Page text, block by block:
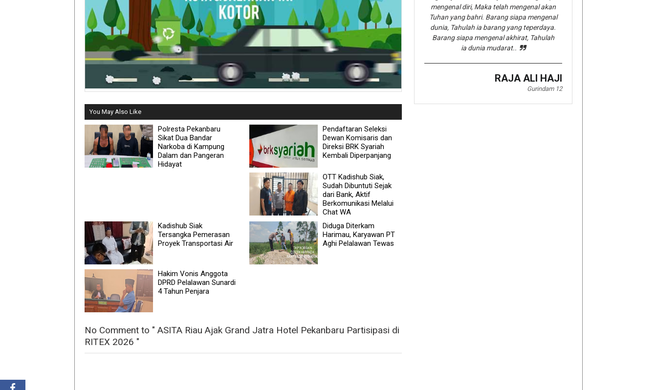
You May Also Like
Polresta Pekanbaru
Sikat Dua Bandar
Narkoba di Kampung
Dalam dan Pangeran
Hidayat
Pendaftaran Seleksi
Dewan Komisaris dan
Direksi BRK Syariah
Kembali Diperpanjang
OTT Kadishub Siak,
Sudah Dibuntuti Sejak
dari Bank, Aktif
Berkomunikasi Melalui
Chat WA
Kadishub Siak
Tersangka Pemerasan
Proyek Transportasi Air
Diduga Diterkam
Harimau, Karyawan PT
Aghi Pelalawan Tewas
Hakim Vonis Anggota
DPRD Pelalawan Sunardi
4 Tahun Penjara
No Comment to " ASITA Riau Ajak Grand Jatra Hotel Pekanbaru Partisipasi di
RITEX 2026 "
mengenal diri, Maka telah mengenal akan
Tuhan yang bahri. Barang siapa mengenal
dunia, Tahulah ia barang yang teperdaya.
Barang siapa mengenal akhirat, Tahulah
ia dunia mudarat..
RAJA ALI HAJI
Gurindam 12